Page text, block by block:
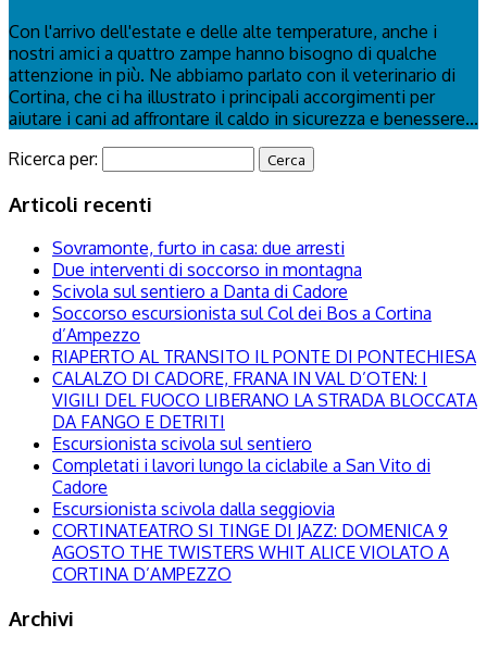
Con l'arrivo dell'estate e delle alte temperature, anche i
nostri amici a quattro zampe hanno bisogno di qualche
attenzione in più. Ne abbiamo parlato con il veterinario di
Cortina, che ci ha illustrato i principali accorgimenti per
aiutare i cani ad affrontare il caldo in sicurezza e benessere...
Ricerca per:
Articoli recenti
Sovramonte, furto in casa: due arresti
Due interventi di soccorso in montagna
Scivola sul sentiero a Danta di Cadore
Soccorso escursionista sul Col dei Bos a Cortina
d’Ampezzo
RIAPERTO AL TRANSITO IL PONTE DI PONTECHIESA
CALALZO DI CADORE, FRANA IN VAL D’OTEN: I
VIGILI DEL FUOCO LIBERANO LA STRADA BLOCCATA
DA FANGO E DETRITI
Escursionista scivola sul sentiero
Completati i lavori lungo la ciclabile a San Vito di
Cadore
Escursionista scivola dalla seggiovia
CORTINATEATRO SI TINGE DI JAZZ: DOMENICA 9
AGOSTO THE TWISTERS WHIT ALICE VIOLATO A
CORTINA D’AMPEZZO
Archivi